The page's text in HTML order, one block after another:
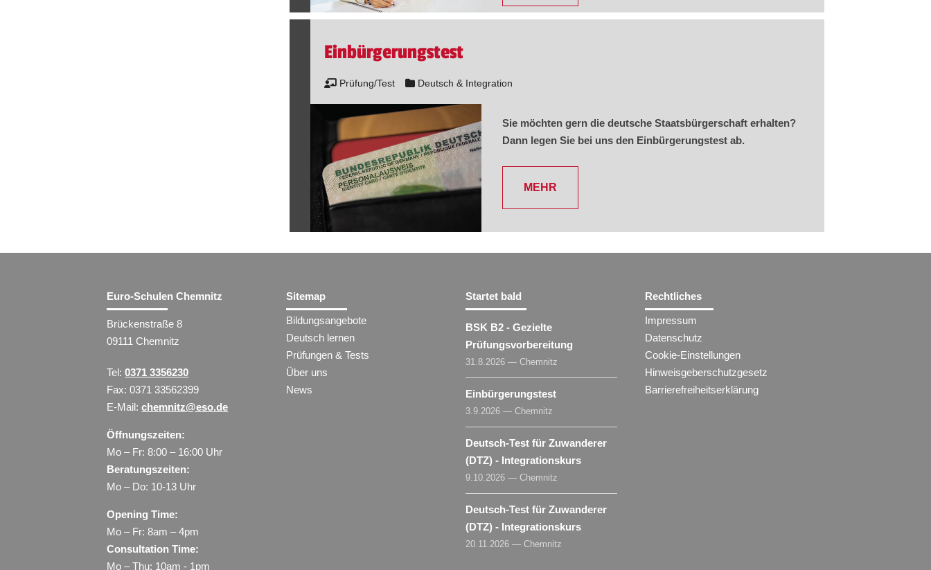
Einbürgerungstest
Prüfung/Test Deutsch & Integration
Sie möchten gern die deutsche Staatsbürgerschaft erhalten?
Dann legen Sie bei uns den Einbürgerungstest ab.
MEHR
Euro-Schulen Chemnitz
Brückenstraße 8
09111 Chemnitz
Tel:0371 3356230
Fax: 0371 33562399
E-Mail:chemnitz@eso.de
Öffnungszeiten:
Mo – Fr: 8:00 – 16:00 Uhr
Beratungszeiten:
Mo – Do: 10-13 Uhr
Opening Time:
Mo – Fr: 8am – 4pm
Consultation Time:
Mo – Thu: 10am - 1pm
Sitemap
Bildungsangebote
Deutsch lernen
Prüfungen & Tests
Über uns
News
Startet bald
BSK B2 - Gezielte
Prüfungsvorbereitung
31.8.2026 — Chemnitz
Einbürgerungstest
3.9.2026 — Chemnitz
Deutsch-Test für Zuwanderer
(DTZ) - Integrationskurs
9.10.2026 — Chemnitz
Deutsch-Test für Zuwanderer
(DTZ) - Integrationskurs
20.11.2026 — Chemnitz
Rechtliches
Impressum
Datenschutz
Cookie-Einstellungen
Hinweisgeberschutzgesetz
Barrierefreiheitserklärung